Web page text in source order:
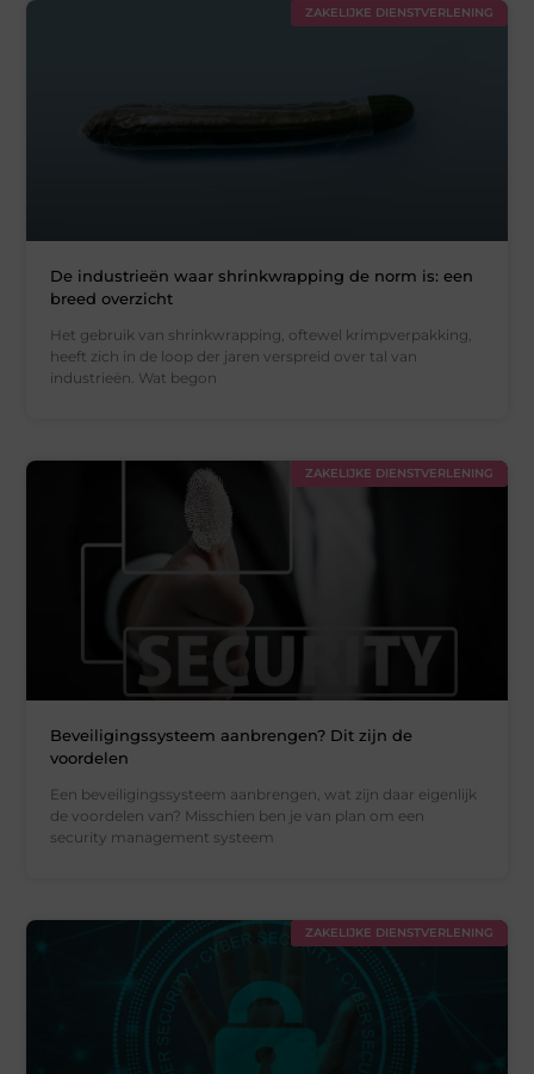
ZAKELIJKE DIENSTVERLENING
De industrieën waar shrinkwrapping de norm is: een
breed overzicht
Het gebruik van shrinkwrapping, oftewel krimpverpakking,
heeft zich in de loop der jaren verspreid over tal van
industrieën. Wat begon
ZAKELIJKE DIENSTVERLENING
Beveiligingssysteem aanbrengen? Dit zijn de
voordelen
Een beveiligingssysteem aanbrengen, wat zijn daar eigenlijk
de voordelen van? Misschien ben je van plan om een
security management systeem
ZAKELIJKE DIENSTVERLENING